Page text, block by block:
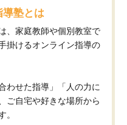
導塾とは
、家庭教師や個別教室で
掛けるオンライン指導の
わせた指導」「人の力に
ご自宅や好きな場所から
。